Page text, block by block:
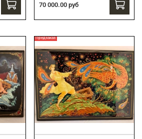
70 000.00 руб
Предзаказ